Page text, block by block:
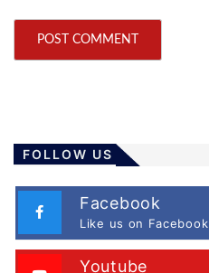
FOLLOW US
Facebook
Like us on Facebook
Youtube